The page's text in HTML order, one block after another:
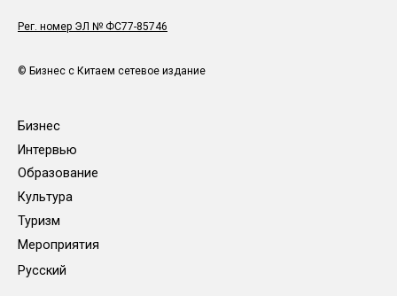
Рег. номер ЭЛ № ФС77-85746
© Бизнес с Китаем сетевое издание
Бизнес
Интервью
Образование
Культура
Туризм
Мероприятия
Русский